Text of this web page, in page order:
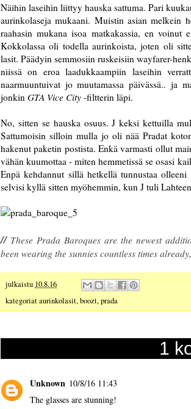
Näihin laseihin liittyy hauska sattuma. Pari
aurinkolaseja mukaani. Muistin asian melkein
raahasin mukana isoa matkakassia, en
Kokkolassa oli todella aurinkoista, joten oli
lasit. Päädyin semmosiin ruskeisiin wayfarer-
niissä on eroa laadukkaampiin laseihin
naarmuuntuivat jo muutamassa päivässä.. ja
jonkin GTA Vice City -filtterin läpi.
No, sitten se hauska osuus. J keksi kettuilla
Sattumoisin silloin mulla jo oli nää Pradat
hakenut paketin postista. Enkä varmasti ollut
vähän kuumottaa - miten hemmetissä se osasi
Enpä kehdannut sillä hetkellä tunnustaa
selvisi kyllä sitten myöhemmin, kun J tuli
//These Prada Baroques are the newest
been wearing the sunnies countless times
julkaistu 10.8.16
kategoriataurinkolasit,boozt,prada
1
Unknown 10/8/16 11:43
The glasses are stunning!